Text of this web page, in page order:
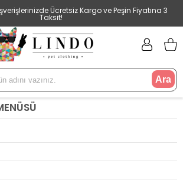
Ücretsiz Kargo ve Peşin Fiyatına 3
Taksit!
Ara